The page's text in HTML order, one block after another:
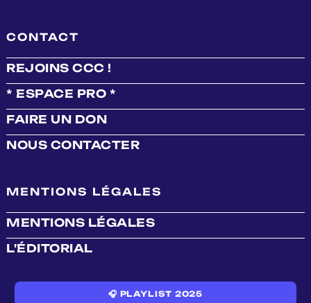
CONTACT
REJOINS CCC !
* ESPACE PRO *
FAIRE UN DON
NOUS CONTACTER
MENTIONS LÉGALES
MENTIONS LÉGALES
L'ÉDITORIAL
🎧 PLAYLIST 2025